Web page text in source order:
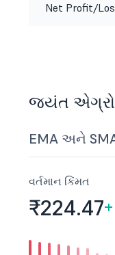
Net Profit/
જયંત એગ્રો
EMA અને
વર્તમાન કિંમત
₹224.47+